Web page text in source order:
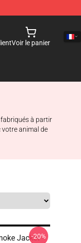
Voir le panier
à partir
votre animal de
Jacket -
-20%